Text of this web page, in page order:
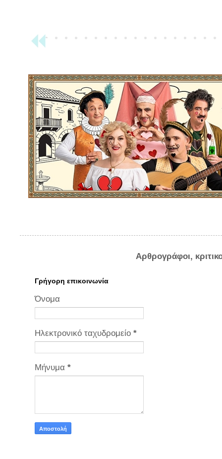
Αρθρογράφοι,
Γρήγορη επικοινωνία
Όνομα
Ηλεκτρονικό ταχυδρομείο *
Μήνυμα *